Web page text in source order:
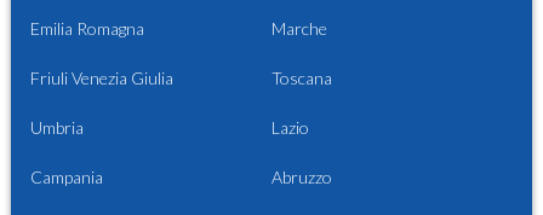
Emilia Romagna Marche
Friuli Venezia Giulia Toscana
Umbria Lazio
Campania Abruzzo